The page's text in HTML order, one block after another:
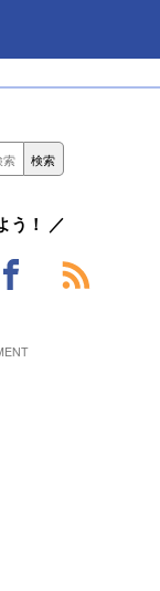
う！ ／